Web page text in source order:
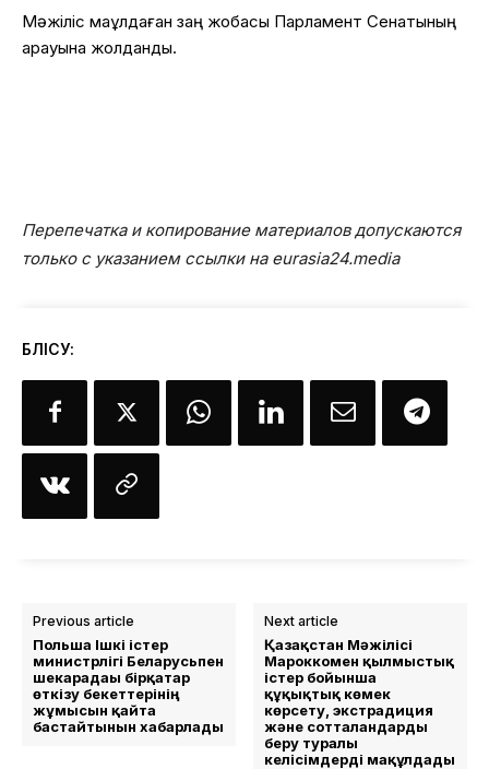
Мәжіліс мақұлдаған заң жобасы Парламент Сенатының
қарауына жолданды.
Перепечатка и копирование материалов допускаются
только с указанием ссылки на eurasia24.media
БӨЛІСУ:
Previous article
Польша Ішкі істер
министрлігі Беларусьпен
шекарадағы бірқатар
өткізу бекеттерінің
жұмысын қайта
бастайтынын хабарлады
Next article
Қазақстан Мәжілісі
Мароккомен қылмыстық
істер бойынша
құқықтық көмек
көрсету, экстрадиция
және сотталғандарды
беру туралы
келісімдерді мақұлдады